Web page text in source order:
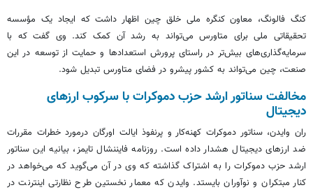
کنگ فالونگ، معاون کنگره ملی خلق چین اظهار داشت که ایجاد یک مؤسسه
تحقیقاتی ملی برای متاورس می‌تواند به رشد آن کمک کند. وی گفت که با
سرمایه‌گذاری‌های بیش‌تر در راستای پرورش استعدادها و حمایت از توسعه در این
صنعت، چین می‌تواند به کشور پیشرو در فضای متاورس تبدیل شود.
مخالفت سناتور ارشد حزب دموکرات با سرکوب ارزهای
دیجیتال
ران وایدن، سناتور دموکرات کهنه‌کار و پرنفوذ ایالت اورگان درمورد خطرات مقررات
ضد ارزهای دیجیتال هشدار داده است. روزنامه فایننشال تایمز، بیانیه این سناتور
ارشد حزب دموکرات را به اشتراک گذاشته که وی در آن می‌گوید که می‌خواهد در
کنار مبتکران و نوآوران بایستد. وایدن که معمار نخستین طرح نظارتی اینترنت در